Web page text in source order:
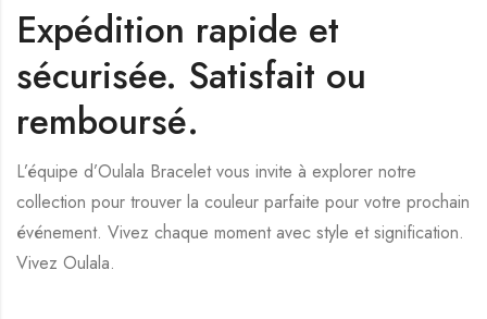
Expédition rapide et
sécurisée. Satisfait ou
remboursé.
L’équipe d’Oulala Bracelet vous invite à explorer notre
collection pour trouver la couleur parfaite pour votre prochain
événement. Vivez chaque moment avec style et signification.
Vivez Oulala.